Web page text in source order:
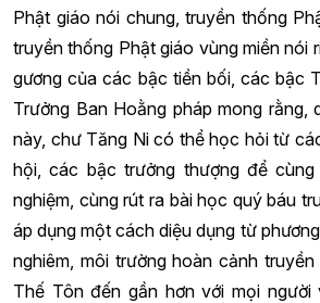
Phật giáo nói chung, truyền thống
truyền thống Phật giáo vùng miền nói
gương của các bậc tiền bối, các bậc
Trưởng Ban Hoằng pháp mong rằng,
này, chư Tăng Ni có thể học hỏi từ
hội, các bậc trưởng thượng để
nghiệm, cùng rút ra bài học quý báu
áp dụng một cách diệu dụng từ
nghiêm, môi trường hoàn cảnh
Thế Tôn đến gần hơn với mọi người